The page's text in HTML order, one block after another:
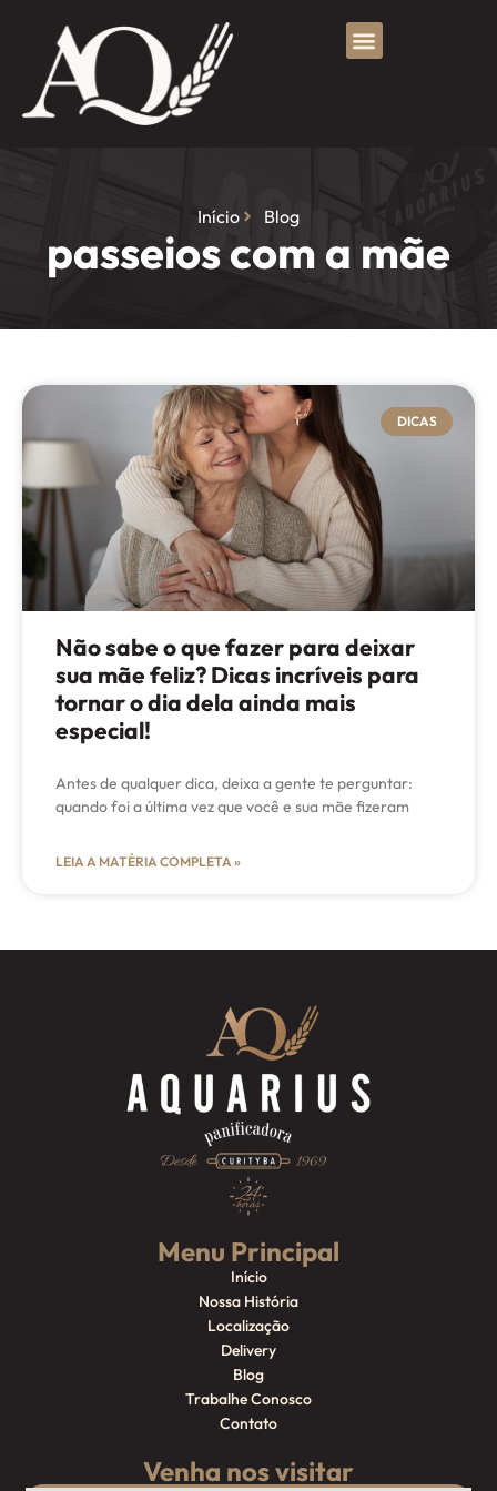
Início Blog
passeios com a mãe
DICAS
Não sabe o que fazer para deixar
sua mãe feliz? Dicas incríveis para
tornar o dia dela ainda mais
especial!
Antes de qualquer dica, deixa a gente te perguntar:
quando foi a última vez que você e sua mãe fizeram
LEIA A MATÉRIA COMPLETA »
Menu Principal
Início
Nossa História
Localização
Delivery
Blog
Trabalhe Conosco
Contato
Venha nos visitar